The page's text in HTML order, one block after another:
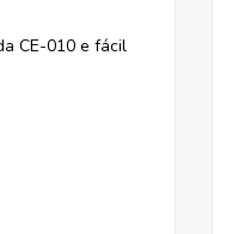
CE-010 e fácil